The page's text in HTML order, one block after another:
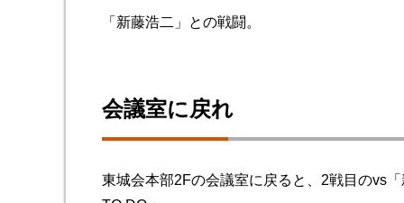
「新藤浩二」との戦闘。
会議室に戻れ
東城会本部2Fの会議室に戻ると、2戦目のvs「